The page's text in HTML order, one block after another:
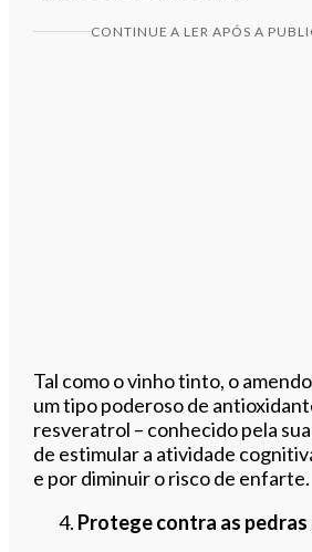
CONTINUE A LER APÓS A
Tal como o vinho tinto, o
um tipo poderoso de
resveratrol – conhecido pela
de estimular a atividade
e por diminuir o risco de enfarte.
Protege contra as pedras